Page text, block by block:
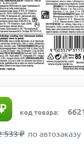
код товара:
533 ₽ по автозаказу